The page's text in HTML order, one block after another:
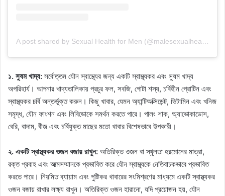
১. সুষম খাদ্য: সর্বোত্তম যৌন স্বাস্থ্যের জন্য একটি স্বাস্থ্যকর এবং সুষম খাদ্য
অপরিহার্য। আপনার খাদ্যতালিকায় প্রচুর ফল, সবজি, গোটা শস্য, চর্বিহীন প্রোটিন এবং
স্বাস্থ্যকর চর্বি অন্তর্ভুক্ত করুন। কিছু খাবার, যেমন অ্যান্টিঅক্সিডেন্ট, ভিটামিন এবং খনিজ
সমৃদ্ধ, যৌন ফাংশন এবং লিবিডোকে সমর্থন করতে পারে। পালং শাক, অ্যাভোকাডোস,
বেরি, বাদাম, বীজ এবং চর্বিযুক্ত মাছের মতো খাবার বিশেষভাবে উপকারী।
২. একটি স্বাস্থ্যকর ওজন বজায় রাখুন: অতিরিক্ত ওজন বা স্থূলতা হরমোনের মাত্রা,
রক্ত ​​​​প্রবাহ এবং আত্মসম্মানকে প্রভাবিত করে যৌন স্বাস্থ্যকে নেতিবাচকভাবে প্রভাবিত
করতে পারে। নিয়মিত ব্যায়াম এবং পুষ্টিকর খাবারের সংমিশ্রণের মাধ্যমে একটি স্বাস্থ্যকর
ওজন বজায় রাখার লক্ষ্য রাখুন। অতিরিক্ত ওজন হারানো, যদি প্রয়োজন হয়, যৌন